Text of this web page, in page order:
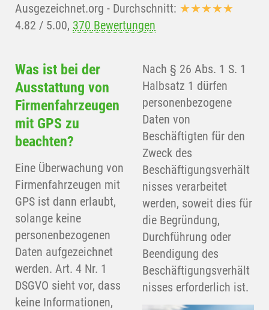
Ausgezeichnet.org - Durchschnitt: ★★★★★
4.82 / 5.00, 370 Bewertungen
Was ist bei der
Ausstattung von
Firmenfahrzeugen
mit GPS zu
beachten?
Eine Überwachung von
Firmenfahrzeugen mit
GPS ist dann erlaubt,
solange keine
personenbezogenen
Daten aufgezeichnet
werden. Art. 4 Nr. 1
DSGVO sieht vor, dass
keine Informationen,
Nach § 26 Abs. 1 S. 1
Halbsatz 1 dürfen
personenbezogene
Daten von
Beschäftigten für den
Zweck des
Beschäftigungsverhält
nisses verarbeitet
werden, soweit dies für
die Begründung,
Durchführung oder
Beendigung des
Beschäftigungsverhält
nisses erforderlich ist.